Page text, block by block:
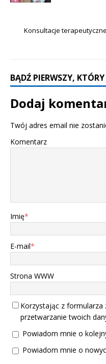
Konsultacje
BĄDŹ PIERWSZY,
Dodaj
Twój adres email nie
Komentarz
Imię*
E-mail*
Strona WWW
Korzystając z formularza
przetwarzanie twoich
Powiadom mnie o
Powiadom mnie o